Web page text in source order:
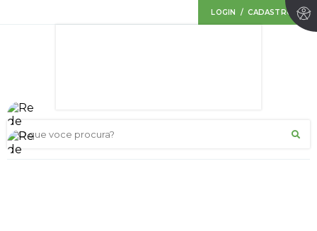
LOGIN / CADASTRO
O que voce procura?